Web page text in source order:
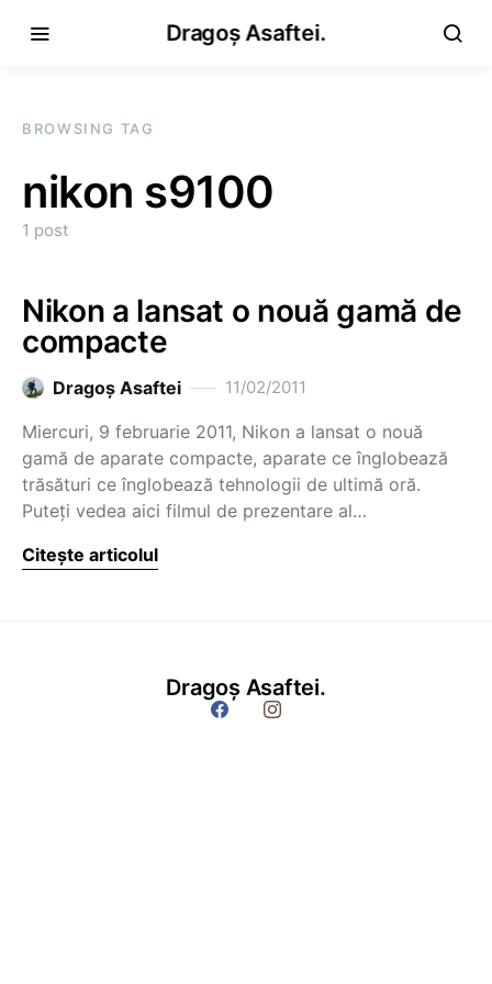
Dragoș Asaftei.
BROWSING TAG
nikon s9100
1 post
Nikon a lansat o nouă gamă de
compacte
Dragoş Asaftei 11/02/2011
Miercuri, 9 februarie 2011, Nikon a lansat o nouă
gamă de aparate compacte, aparate ce înglobează
trăsături ce înglobează tehnologii de ultimă oră.
Puteţi vedea aici filmul de prezentare al…
Citește articolul
Dragoș Asaftei.